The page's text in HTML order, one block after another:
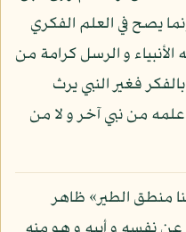
يصح في العلم الفكري
و الرسل كرامة من
فغير النبي يرث
علمه من نبي آخر و لا من
منطق الطير» ظاهر